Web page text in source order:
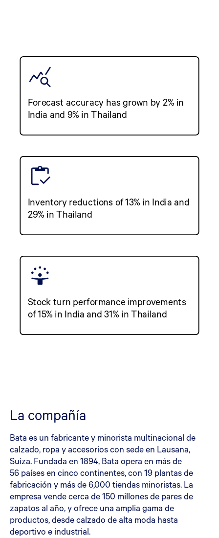
Forecast accuracy has grown by 2% in
India and 9% in Thailand
Inventory reductions of 13% in India and
29% in Thailand
Stock turn performance improvements
of 15% in India and 31% in Thailand
La compañía
Bata es un fabricante y minorista multinacional de
calzado, ropa y accesorios con sede en Lausana,
Suiza. Fundada en 1894, Bata opera en más de
56 países en cinco continentes, con 19 plantas de
fabricación y más de 6,000 tiendas minoristas. La
empresa vende cerca de 150 millones de pares de
zapatos al año, y ofrece una amplia gama de
productos, desde calzado de alta moda hasta
deportivo e industrial.